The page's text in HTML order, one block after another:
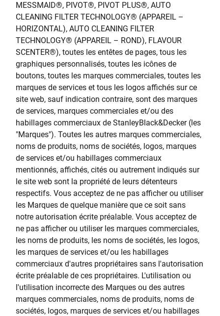
MESSMAID®, PIVOT®, PIVOT PLUS®, AUTO
CLEANING FILTER TECHNOLOGY® (APPAREIL –
HORIZONTAL), AUTO CLEANING FILTER
TECHNOLOGY® (APPAREIL – ROND), FLAVOUR
SCENTER®), toutes les entêtes de pages, tous les
graphiques personnalisés, toutes les icônes de
boutons, toutes les marques commerciales, toutes les
marques de services et tous les logos affichés sur ce
site web, sauf indication contraire, sont des marques
de services, marques commerciales et/ou des
habillages commerciaux de StanleyBlack&Decker (les
"Marques"). Toutes les autres marques commerciales,
noms de produits, noms de sociétés, logos, marques
de services et/ou habillages commerciaux
mentionnés, affichés, cités ou autrement indiqués sur
le site web sont la propriété de leurs détenteurs
respectifs. Vous acceptez de ne pas afficher ou utiliser
les Marques de quelque manière que ce soit sans
notre autorisation écrite préalable. Vous acceptez de
ne pas afficher ou utiliser les marques commerciales,
les noms de produits, les noms de sociétés, les logos,
les marques de services et/ou les habillages
commerciaux d'autres propriétaires sans l'autorisation
écrite préalable de ces propriétaires. L'utilisation ou
l'utilisation incorrecte des Marques ou des autres
marques commerciales, noms de produits, noms de
sociétés, logos, marques de services et/ou habillages